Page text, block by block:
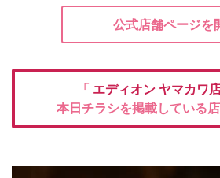
公式店舗ページを
「 エディオン ヤマカワ
本日チラシを掲載している